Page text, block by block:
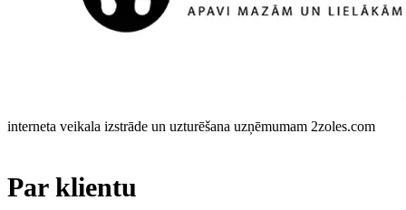
interneta veikala izstrāde un uzturēšana uzņēmumam 2zoles.com
Par klientu